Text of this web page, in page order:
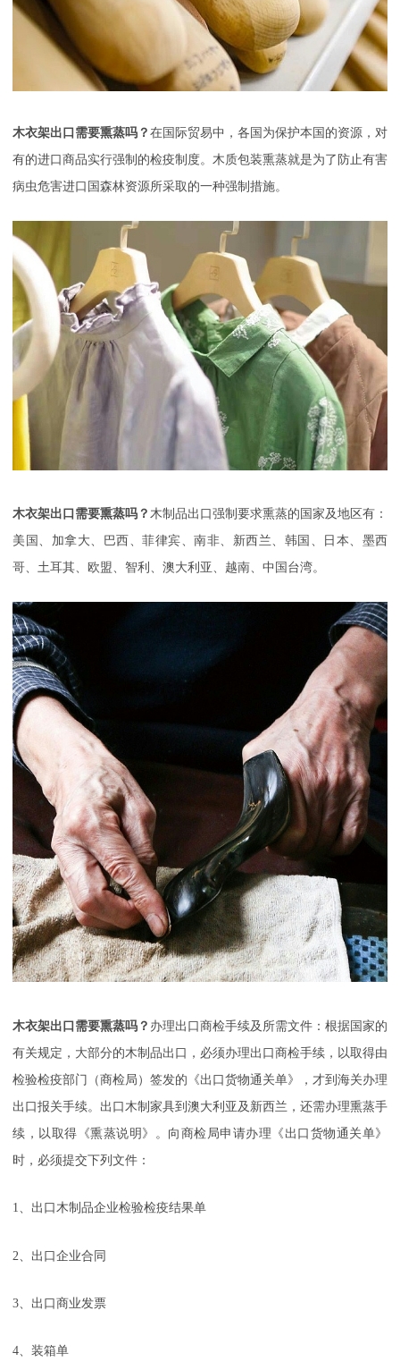
木衣架出口需要熏蒸吗？ 在国际贸易中，各国为保护本国的资源，对
有的进口商品实行强制的检疫制度。木质包装熏蒸就是为了防止有害
病虫危害进口国森林资源所采取的一种强制措施。
木衣架出口需要熏蒸吗？ 木制品出口强制要求熏蒸的国家及地区有：
美国、加拿大、巴西、菲律宾、南非、新西兰、韩国、日本、墨西
哥、土耳其、欧盟、智利、澳大利亚、越南、中国台湾。
木衣架出口需要熏蒸吗？ 办理出口商检手续及所需文件 ： 根据国家的
有关规定，大部分的木制品出口，必须办理出口商检手续，以取得由
检验检疫部门（商检局）签发的《出口货物通关单》，才到海关办理
出口报关手续。出口木制家具到澳大利亚及新西兰，还需办理熏蒸手
续，以取得《熏蒸说明》。向商检局申请办理《出口货物通关单》
时，必须提交下列文件：
1、出口木制品企业检验检疫结果单
2 、出口企业合同
3 、出口商业发票
4、装箱单